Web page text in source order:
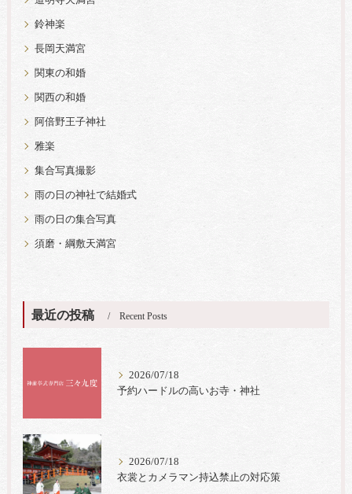
鈴神楽
長岡天満宮
関東の和婚
関西の和婚
阿倍野王子神社
雅楽
集合写真撮影
雨の日の神社で結婚式
雨の日の集合写真
須磨・綱敷天満宮
最近の投稿 Recent Posts
2026/07/18
予約ハードルの高いお寺・神社
2026/07/18
衣裳とカメラマン持込禁止の対応策